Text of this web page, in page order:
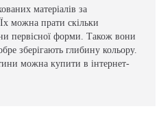
матеріалів за
можна прати скільки
первісної форми. Також вони
зберігають глибину кольору.
можна купити в інтернет-